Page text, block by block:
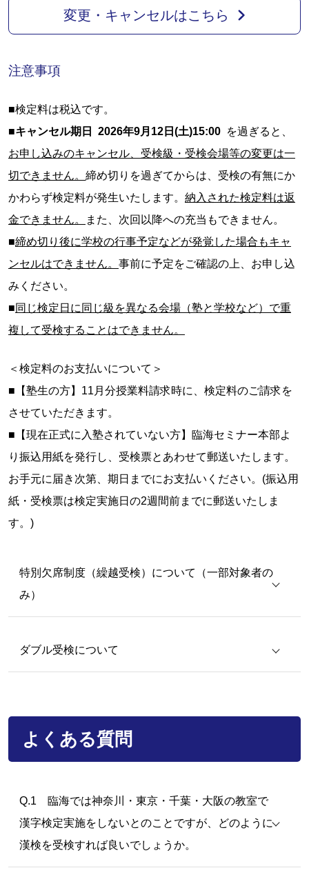
変更・キャンセルはこちら
注意事項
■検定料は税込です。
■キャンセル期日 2026年9月12日(土)15:00 を過ぎると、
お申し込みのキャンセル、受検級・受検会場等の変更は一
切できません。 締め切りを過ぎてからは、受検の有無にか
かわらず検定料が発生いたします。 納入された検定料は返
金できません。
また、次回以降への充当もできません。
■締め切り後に学校の行事予定などが発覚した場合もキャ
ンセルはできません。 事前に予定をご確認の上、お申し込
みください。
■同じ検定日に同じ級を異なる会場（塾と学校など）で重
複して受検することはできません。
＜検定料のお支払いについて＞
■【塾生の方】11月分授業料請求時に、検定料のご請求を
させていただきます。
■【現在正式に入塾されていない方】臨海セミナー本部よ
り振込用紙を発行し、受検票とあわせて郵送いたします。
お手元に届き次第、期日までにお支払いください。(振込用
紙・受検票は検定実施日の2週間前までに郵送いたしま
す。)
特別欠席制度（繰越受検）について（一部対象者の
み）
2025年度に臨海から繰越申請をし、承認を得られてい
る方の繰越期限は、2026年度同検定回までとなりま
す。
ダブル受検について
よくある質問
Q.1 臨海では神奈川・東京・千葉・大阪の教室で
漢字検定実施をしないとのことですが、どのように
漢検を受検すれば良いでしょうか。